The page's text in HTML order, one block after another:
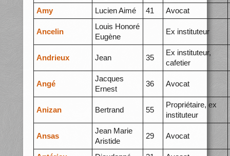
Amy Lucien Aimé 41 Avocat
Ancelin
Louis Honoré
Eugène
Ex instituteur
Andrieux Jean 35
Ex instituteur,
cafetier
Angé
Jacques
Ernest
36 Avocat
Anizan Bertrand 55
Propriétaire, ex
instituteur
Ansas
Jean Marie
Aristide
29 Avocat